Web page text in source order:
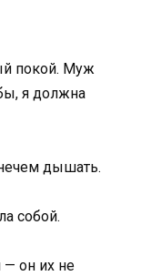
покой. Муж
я должна
дышать.
собой.
— он их не